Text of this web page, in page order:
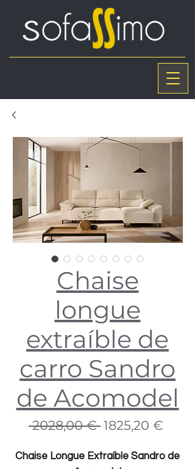
Chaise
longue
extraíble de
carro Sandro
de Acomodel
2028,00 € Precio
1825,20 €
oferta
Chaise Longue Extraíble Sandro de